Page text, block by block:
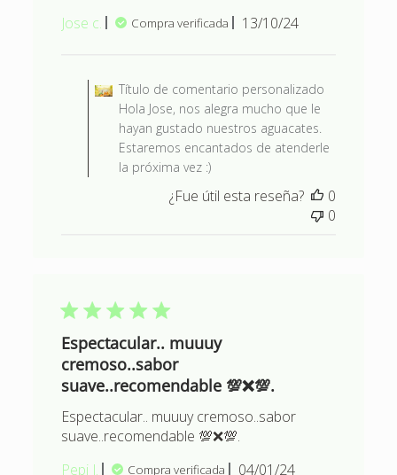
Jose c.
Compra verificada
Fecha
13/10/24
Título de comentario personalizado
Hola Jose, nos alegra mucho que le
hayan gustado nuestros aguacates.
Estaremos encantados de atenderle
la próxima vez :)
¿Fue útil esta reseña?
0
0
Espectacular.. muuuy
cremoso..sabor
suave..recomendable 💯❌💯.
Espectacular.. muuuy cremoso..sabor
suave..recomendable 💯❌💯.
Pepi J.
Compra verificada Fecha
04/01/24